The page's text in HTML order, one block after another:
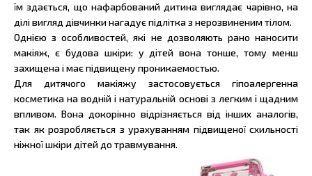
їм здається, що нафарбований дитина виглядає чарівно, на
ділі вигляд дівчинки нагадує підлітка з нерозвиненим тілом.
Однією з особливостей, які не дозволяють рано наносити
макіяж, є будова шкіри: у дітей вона тонше, тому менш
захищена і має підвищену проникаемостью.
Для дитячого макіяжу застосовується гіпоалергенна
косметика на водній і натуральній основі з легким і щадним
впливом. Вона докорінно відрізняється від інших аналогів,
так як розробляється з урахуванням підвищеної схильності
ніжної шкіри дітей до травмування.